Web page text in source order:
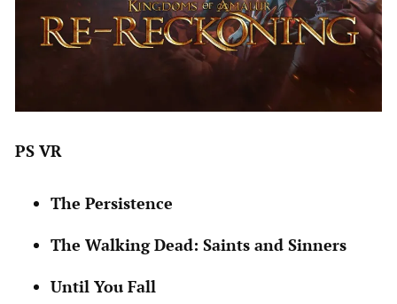
PS VR
The Persistence
The Walking Dead: Saints and Sinners
Until You Fall